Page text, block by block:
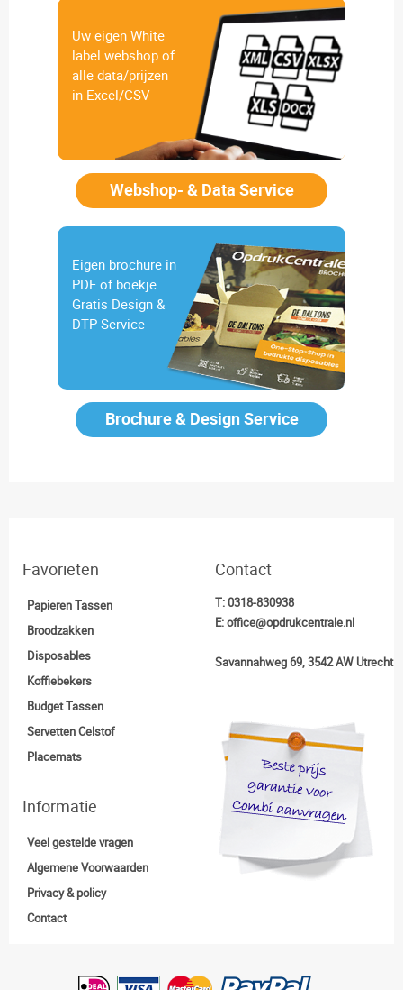
Uw eigen White
label webshop of
alle data/prijzen
in Excel/CSV
Webshop- & Data Service
Eigen brochure in
PDF of boekje.
Gratis Design &
DTP Service
Brochure & Design Service
Favorieten
Papieren Tassen
Broodzakken
Disposables
Koffiebekers
Budget Tassen
Servetten Celstof
Placemats
Contact
T:0318-830938
E:office@opdrukcentrale.nl
Savannahweg 69, 3542 AW Utrecht
Informatie
Veel gestelde vragen
Algemene Voorwaarden
Privacy & policy
Contact